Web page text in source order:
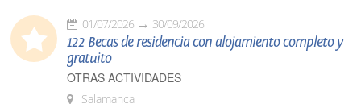
01/07/2026 30/09/2026
122 Becas de residencia con alojamiento completo y
gratuito
OTRAS ACTIVIDADES
Salamanca